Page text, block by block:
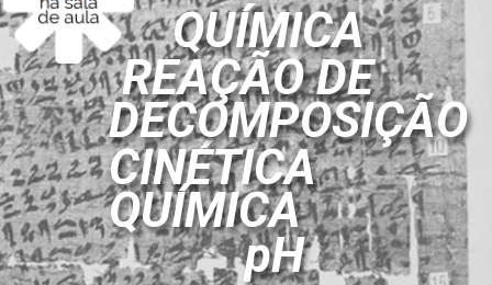
REAÇÃO DE
DECOMPOSIÇÃO
CINÉTICA
QUÍMICA
pH
QUÍMICA